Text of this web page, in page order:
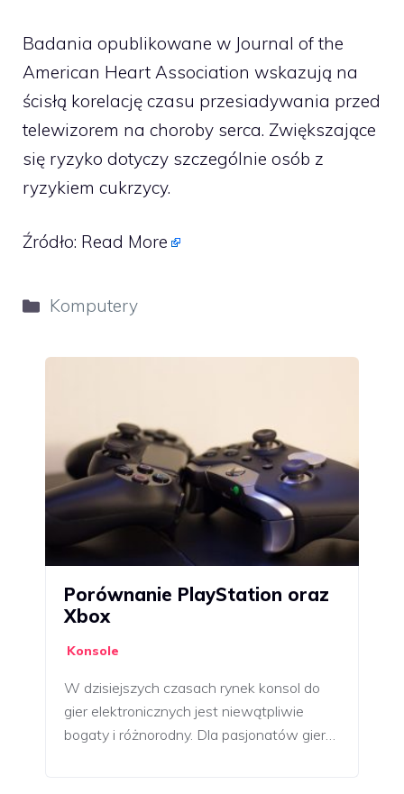
Badania opublikowane w Journal of the
American Heart Association wskazują na
ścisłą korelację czasu przesiadywania przed
telewizorem na choroby serca. Zwiększające
się ryzyko dotyczy szczególnie osób z
ryzykiem cukrzycy.
Źródło: Read More
Kategorie
Komputery
Porównanie PlayStation oraz
Xbox
Konsole
W dzisiejszych czasach rynek konsol do
gier elektronicznych jest niewątpliwie
bogaty i różnorodny. Dla pasjonatów gier…